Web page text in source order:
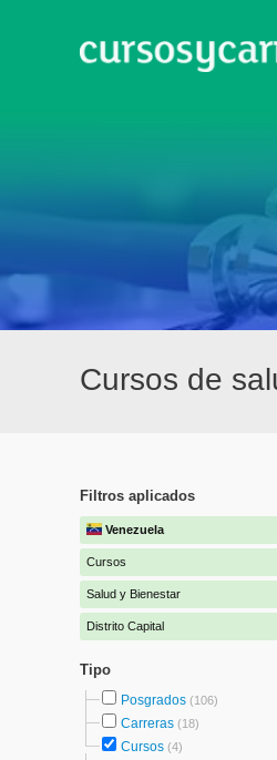
Cursos de
Filtros aplicados
Venezuela
Cursos
Salud y Bienestar
Distrito Capital
Tipo
Posgrados (106)
Carreras (18)
Cursos (4)